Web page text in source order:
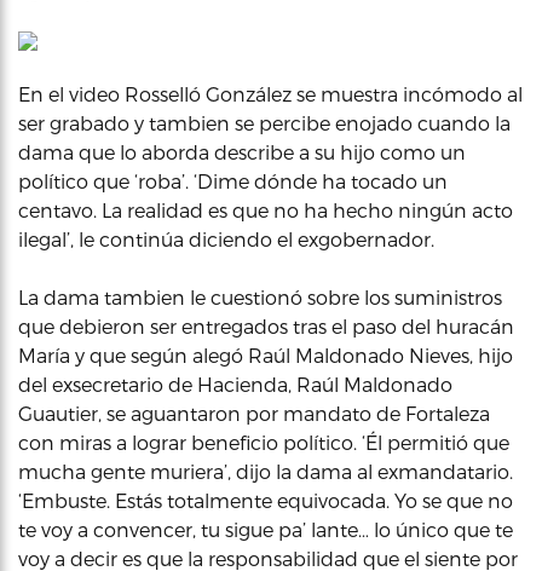
En el video Rosselló González se muestra incómodo al
ser grabado y tambien se percibe enojado cuando la
dama que lo aborda describe a su hijo como un
político que ‘roba’. ‘Dime dónde ha tocado un
centavo. La realidad es que no ha hecho ningún acto
ilegal’, le continúa diciendo el exgobernador.
La dama tambien le cuestionó sobre los suministros
que debieron ser entregados tras el paso del huracán
María y que según alegó Raúl Maldonado Nieves, hijo
del exsecretario de Hacienda, Raúl Maldonado
Guautier, se aguantaron por mandato de Fortaleza
con miras a lograr beneficio político. ‘Él permitió que
mucha gente muriera’, dijo la dama al exmandatario.
‘Embuste. Estás totalmente equivocada. Yo se que no
te voy a convencer, tu sigue pa’ lante… lo único que te
voy a decir es que la responsabilidad que el siente por